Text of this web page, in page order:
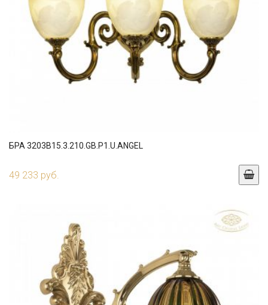
БРА 3203B15.3.210.GB.P1.U.ANGEL
49 233 руб.